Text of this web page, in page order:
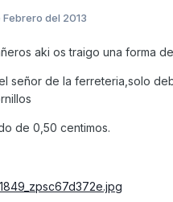
Febrero del 2013
aki os traigo una forma
señor de la ferreteria,solo
de 0,50 centimos.